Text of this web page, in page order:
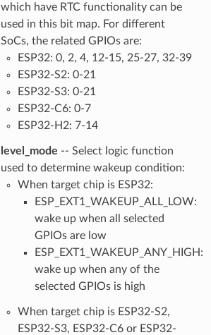
which have RTC functionality can be
used in this bit map. For different
SoCs, the related GPIOs are:
ESP32: 0, 2, 4, 12-15, 25-27, 32-39
ESP32-S2: 0-21
ESP32-S3: 0-21
ESP32-C6: 0-7
ESP32-H2: 7-14
level_mode -- Select logic function
used to determine wakeup condition:
When target chip is ESP32:
ESP_EXT1_WAKEUP_ALL_LOW:
wake up when all selected
GPIOs are low
ESP_EXT1_WAKEUP_ANY_HIGH:
wake up when any of the
selected GPIOs is high
When target chip is ESP32-S2,
ESP32-S3, ESP32-C6 or ESP32-